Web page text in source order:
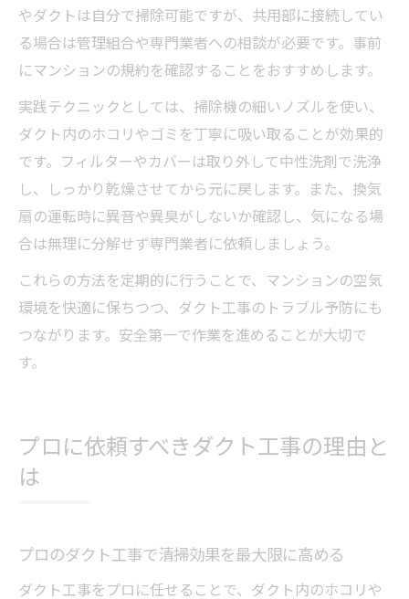
やダクトは自分で掃除可能ですが、共用部に接続してい
る場合は管理組合や専門業者への相談が必要です。事前
にマンションの規約を確認することをおすすめします。
実践テクニックとしては、掃除機の細いノズルを使い、
ダクト内のホコリやゴミを丁寧に吸い取ることが効果的
です。フィルターやカバーは取り外して中性洗剤で洗浄
し、しっかり乾燥させてから元に戻します。また、換気
扇の運転時に異音や異臭がしないか確認し、気になる場
合は無理に分解せず専門業者に依頼しましょう。
これらの方法を定期的に行うことで、マンションの空気
環境を快適に保ちつつ、ダクト工事のトラブル予防にも
つながります。安全第一で作業を進めることが大切で
す。
プロに依頼すべきダクト工事の理由と
は
プロのダクト工事で清掃効果を最大限に高める
ダクト工事をプロに任せることで、ダクト内のホコリや